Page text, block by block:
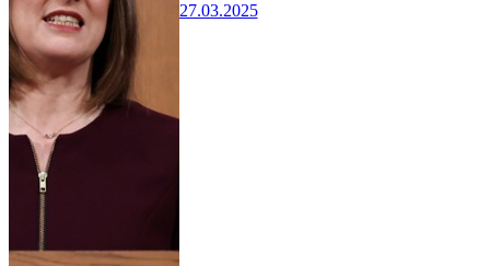
27.03.2025